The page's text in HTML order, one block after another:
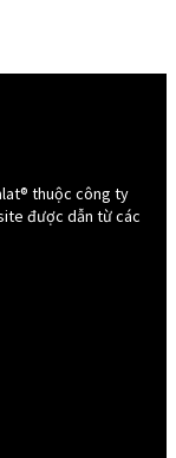
thuộc công ty
được dẫn từ các